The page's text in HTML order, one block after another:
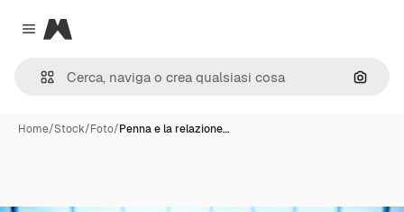
Close menu
Magnific
Cerca
Home/Stock/Foto/Penna e la relazione…